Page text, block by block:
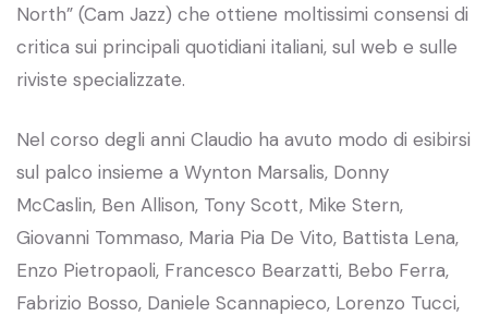
North” (Cam Jazz) che ottiene moltissimi consensi di
critica sui principali quotidiani italiani, sul web e sulle
riviste specializzate.
Nel corso degli anni Claudio ha avuto modo di esibirsi
sul palco insieme a Wynton Marsalis, Donny
McCaslin, Ben Allison, Tony Scott, Mike Stern,
Giovanni Tommaso, Maria Pia De Vito, Battista Lena,
Enzo Pietropaoli, Francesco Bearzatti, Bebo Ferra,
Fabrizio Bosso, Daniele Scannapieco, Lorenzo Tucci,